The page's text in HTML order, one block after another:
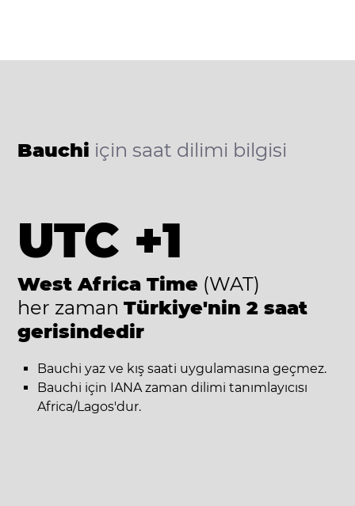
Bauchi için saat dilimi bilgisi
UTC +1
West Africa Time (WAT)
her zaman Türkiye'nin 2 saat
gerisindedir
Bauchi yaz ve kış saati uygulamasına geçmez.
Bauchi için IANA zaman dilimi tanımlayıcısı
Africa/Lagos'dur.